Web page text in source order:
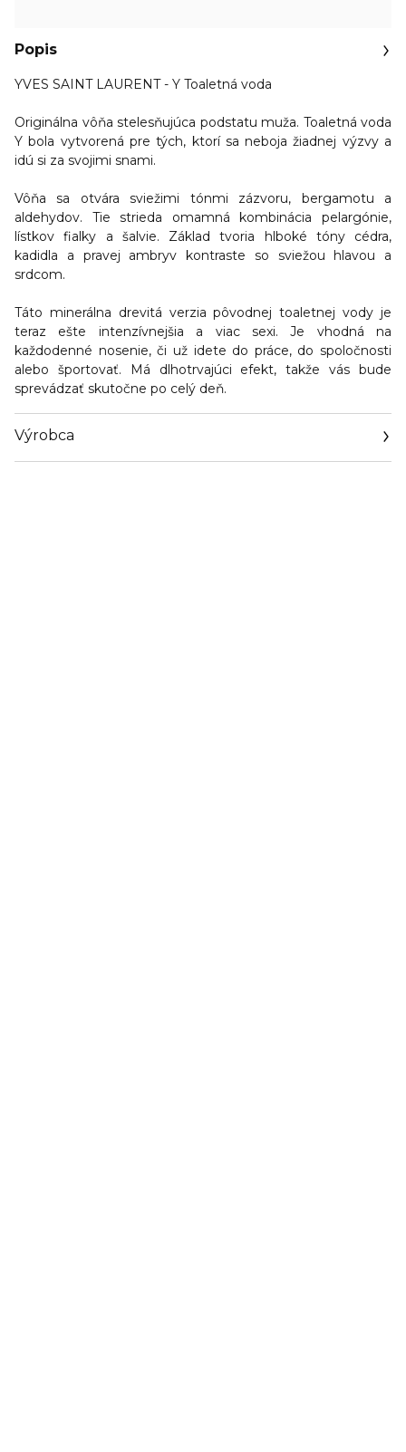
Popis
YVES SAINT LAURENT - Y Toaletná voda
Originálna vôňa stelesňujúca podstatu muža. Toaletná voda
Y bola vytvorená pre tých, ktorí sa neboja žiadnej výzvy a
idú si za svojimi snami.
Vôňa sa otvára sviežimi tónmi zázvoru, bergamotu a
aldehydov. Tie strieda omamná kombinácia pelargónie,
lístkov fialky a šalvie. Základ tvoria hlboké tóny cédra,
kadidla a pravej ambryv kontraste so sviežou hlavou a
srdcom.
Táto minerálna drevitá verzia pôvodnej toaletnej vody je
teraz ešte intenzívnejšia a viac sexi. Je vhodná na
každodenné nosenie, či už idete do práce, do spoločnosti
alebo športovať. Má dlhotrvajúci efekt, takže vás bude
sprevádzať skutočne po celý deň.
Výrobca